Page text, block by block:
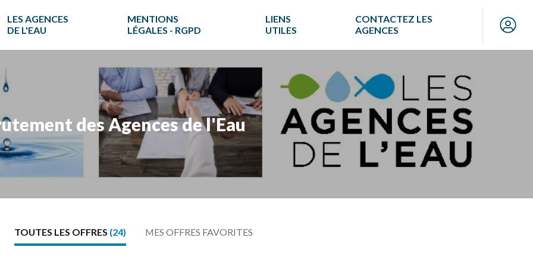
LES AGENCES
DE L'EAU
MENTIONS
LÉGALES - RGPD
LIENS
UTILES
CONTACTEZ LES
AGENCES
des Agences de l'Eau
TOUTES LES OFFRES (24) MES OFFRES FAVORITES